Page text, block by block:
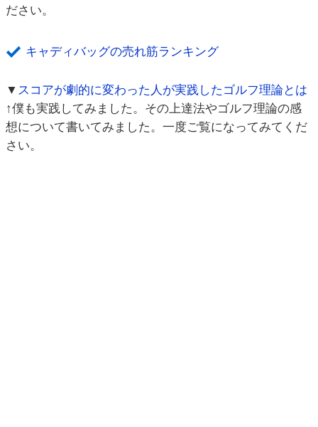
ださい。
キャディバッグの売れ筋ランキング
▼ スコアが劇的に変わった人が実践したゴルフ理論とは
↑僕も実践してみました。その上達法やゴルフ理論の感
想について書いてみました。一度ご覧になってみてくだ
さい。